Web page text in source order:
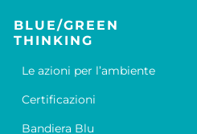
BLUE/GREEN
THINKING
Le azioni per l’ambiente
Certificazioni
Bandiera Blu